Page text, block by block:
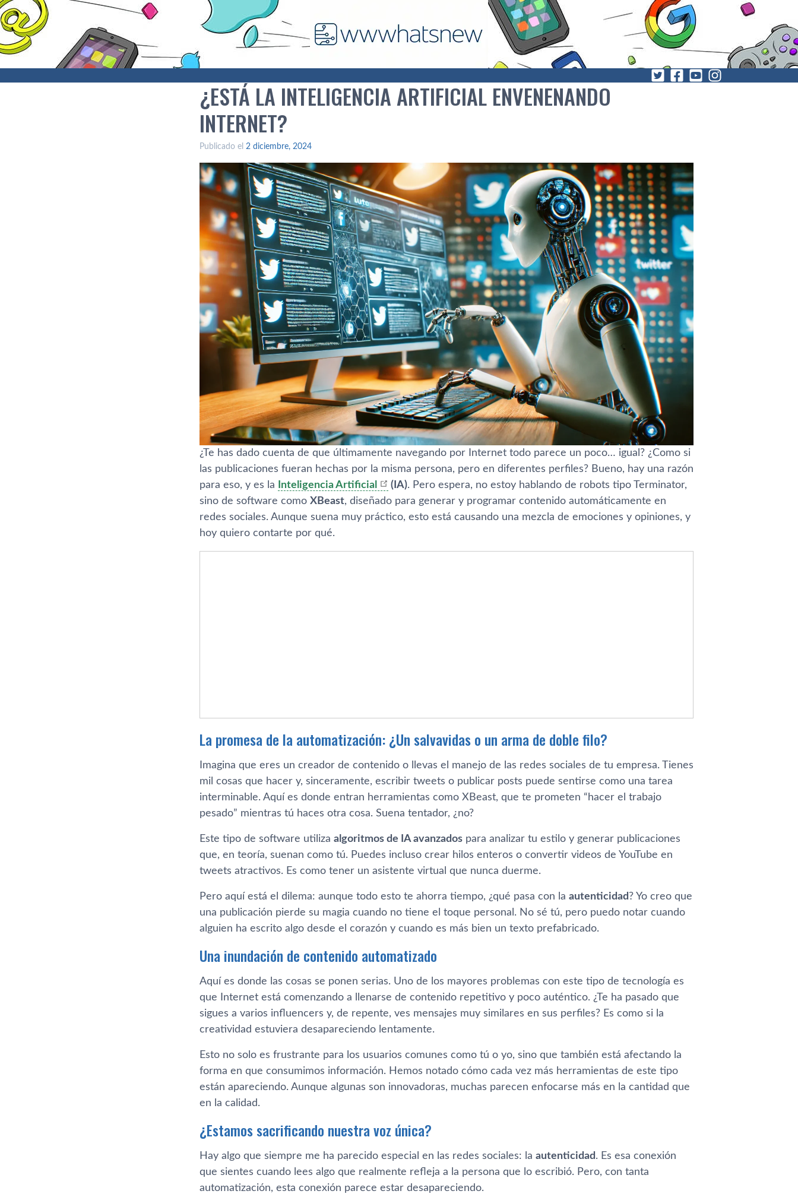
¿ESTÁ LA INTELIGENCIA ARTIFICIAL ENVENENANDO
INTERNET?
Publicado el 2 diciembre, 2024
¿Te has dado cuenta de que últimamente navegando por Internet todo parece un poco… igual? ¿Como si
las publicaciones fueran hechas por la misma persona, pero en diferentes perfiles? Bueno, hay una razón
para eso, y es la
Inteligencia Artificial (IA). Pero espera, no estoy hablando de robots tipo Terminator,
sino de software como XBeast, diseñado para generar y programar contenido automáticamente en
redes sociales. Aunque suena muy práctico, esto está causando una mezcla de emociones y opiniones, y
hoy quiero contarte por qué.
La promesa de la automatización: ¿Un salvavidas o un arma de doble filo?
Imagina que eres un creador de contenido o llevas el manejo de las redes sociales de tu empresa. Tienes
mil cosas que hacer y, sinceramente, escribir tweets o publicar posts puede sentirse como una tarea
interminable. Aquí es donde entran herramientas como XBeast, que te prometen “hacer el trabajo
pesado” mientras tú haces otra cosa. Suena tentador, ¿no?
Este tipo de software utiliza algoritmos de IA avanzados para analizar tu estilo y generar publicaciones
que, en teoría, suenan como tú. Puedes incluso crear hilos enteros o convertir videos de YouTube en
tweets atractivos. Es como tener un asistente virtual que nunca duerme.
Pero aquí está el dilema: aunque todo esto te ahorra tiempo, ¿qué pasa con la autenticidad ? Yo creo que
una publicación pierde su magia cuando no tiene el toque personal. No sé tú, pero puedo notar cuando
alguien ha escrito algo desde el corazón y cuando es más bien un texto prefabricado.
Una inundación de contenido automatizado
Aquí es donde las cosas se ponen serias. Uno de los mayores problemas con este tipo de tecnología es
que Internet está comenzando a llenarse de contenido repetitivo y poco auténtico. ¿Te ha pasado que
sigues a varios influencers y, de repente, ves mensajes muy similares en sus perfiles? Es como si la
creatividad estuviera desapareciendo lentamente.
Esto no solo es frustrante para los usuarios comunes como tú o yo, sino que también está afectando la
forma en que consumimos información. Hemos notado cómo cada vez más herramientas de este tipo
están apareciendo. Aunque algunas son innovadoras, muchas parecen enfocarse más en la cantidad que
en la calidad.
¿Estamos sacrificando nuestra voz única?
Hay algo que siempre me ha parecido especial en las redes sociales: la autenticidad . Es esa conexión
que sientes cuando lees algo que realmente refleja a la persona que lo escribió. Pero, con tanta
automatización, esta conexión parece estar desapareciendo.